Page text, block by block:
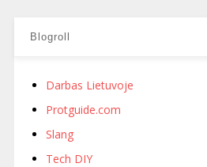
Blogroll
Darbas Lietuvoje
Protguide.com
Slang
Tech DIY